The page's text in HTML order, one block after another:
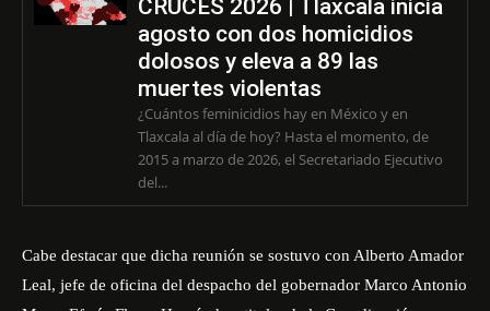
CRUCES 2026 | Tlaxcala inicia
agosto con dos homicidios
dolosos y eleva a 89 las
muertes violentas
¿Cuántos feminicidios hay en México y en
Tlaxcala al día de hoy? Hasta el momento, de
2015 a marzo de 2026, el Secretariado Ejecutivo
del...
Cabe destacar que dicha reunión se sostuvo con Alberto Amador
Leal, jefe de oficina del despacho del gobernador Marco Antonio